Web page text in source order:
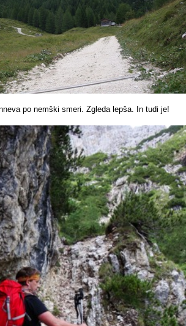
po nemški smeri. Zgleda lepša. In tudi je!